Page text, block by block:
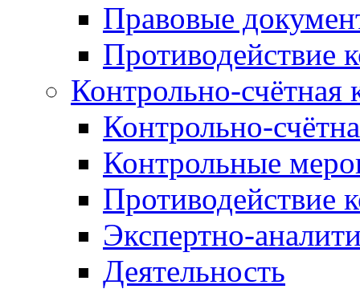
Правовые
Противодействие
Контрольно-счётная
Контрольно-
Контрольные
Противодействие
Экспертно-
Деятельность